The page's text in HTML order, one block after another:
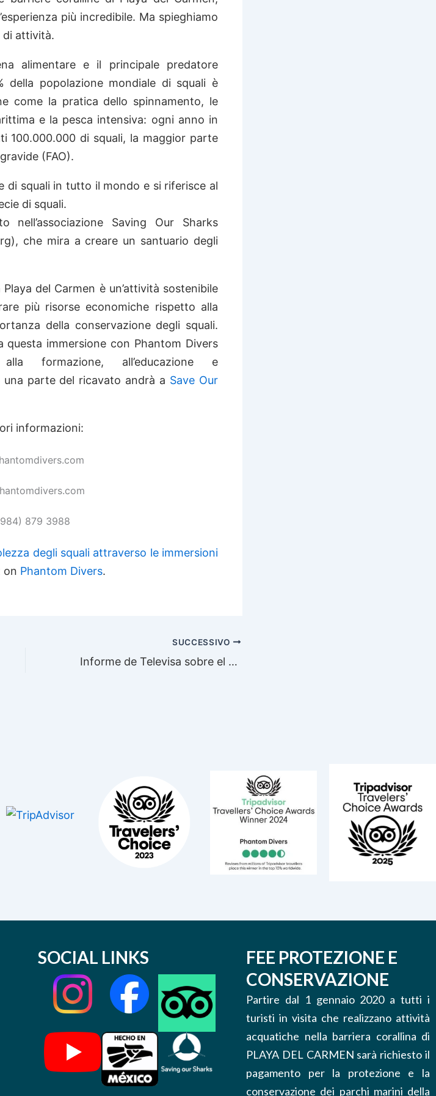
più incredibile. Ma spieghiamo
di attività.
alimentare e il principale predatore
della popolazione mondiale di squali è
come la pratica dello spinnamento, le
e la pesca intensiva: ogni anno in
100.000.000 di squali, la maggior parte
(FAO).
di squali in tutto il mondo e si riferisce al
di squali.
nell’associazione Saving Our Sharks
che mira a creare un santuario degli
del Carmen è un’attività sostenibile
più risorse economiche rispetto alla
della conservazione degli squali.
immersione con Phantom Divers
formazione, all’educazione e
una parte del ricavato andrà a Save Our
informazioni:
879 3988
degli squali attraverso le immersioni
on Phantom Divers.
SUCCESSIVO
Informe de Televisa sobre el tiburón toro
SOCIAL LINKS
FEE PROTEZIONE E
CONSERVAZIONE
Partire dal 1 gennaio 2020 a tutti i
turisti in visita che realizzano attività
acquatiche nella barriera corallina di
PLAYA DEL CARMEN sarà richiesto il
pagamento per la protezione e la
conservazione dei parchi marini della